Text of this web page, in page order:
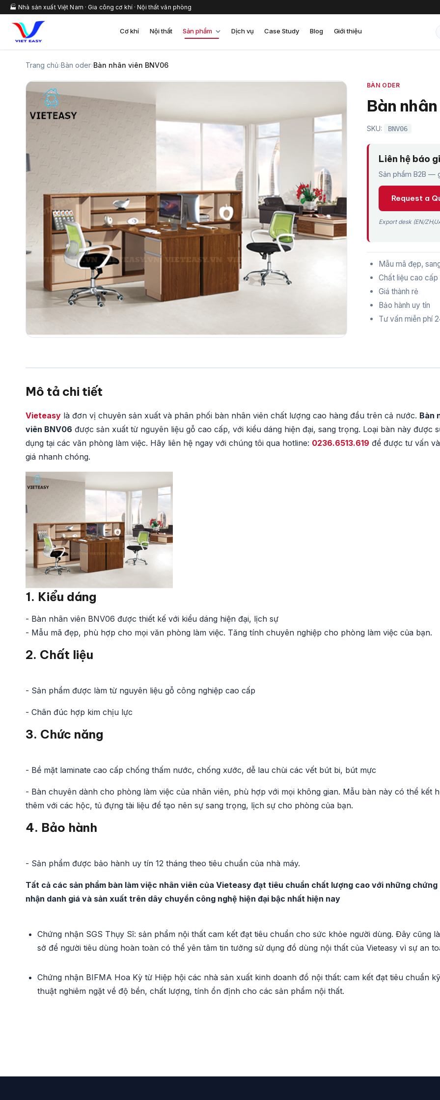
🏭 Nhà sản xuất Việt Nam · Gia công cơ khí · Nội thất văn phòng
Cơ khí Nội thất Sản phẩm Dịch vụ Case Study Blog Giới thiệu
Trang chủ›Bàn oder›Bàn nhân viên BNV06
BÀN ODER
Bàn
SKU: BNV06
Liên hệ báo
Sản phẩm B2B —
Request a
Export desk (EN/ZH/
Mẫu mã đẹp,
Chất liệu cao cấp
Giá thành rẻ
Bảo hành uy tín
Tư vấn miễn phí
Mô tả chi tiết
Vieteasy là đơn vị chuyên sản xuất và phân phối bàn nhân viên chất lượng cao hàng đầu trên cả nước. Bàn
viên BNV06 được sản xuất từ nguyên liệu gỗ cao cấp, với kiểu dáng hiện đại, sang trọng. Loại bàn này được
dụng tại các văn phòng làm việc. Hãy liên hệ ngay với chúng tôi qua hotline: 0236.6513.619 để được tư vấn
giá nhanh chóng.
1. Kiểu dáng
- Bàn nhân viên BNV06 được thiết kế với kiểu dáng hiện đại, lịch sự
- Mẫu mã đẹp, phù hợp cho mọi văn phòng làm việc. Tăng tính chuyên nghiệp cho phòng làm việc của bạn.
2. Chất liệu
- Sản phẩm được làm từ nguyên liệu gỗ công nghiệp cao cấp
- Chân đúc hợp kim chịu lực
3. Chức năng
- Bề mặt laminate cao cấp chống thấm nước, chống xước, dễ lau chùi các vết bút bi, bút mực
- Bàn chuyên dành cho phòng làm việc của nhân viên, phù hợp với mọi không gian. Mẫu bàn này có thể kết
thêm với các hộc, tủ đựng tài liệu để tạo nên sự sang trọng, lịch sự cho phòng của bạn.
4. Bảo hành
- Sản phẩm được bảo hành uy tín 12 tháng theo tiêu chuẩn của nhà máy.
Tất cả các sản phẩm bàn làm việc nhân viên của Vieteasy đạt tiêu chuẩn chất lượng cao với những chứng
nhận danh giá và sản xuất trên dây chuyền công nghệ hiện đại bậc nhất hiện nay
Chứng nhận SGS Thụy Sĩ: sản phẩm nội thất cam kết đạt tiêu chuẩn cho sức khỏe người dùng. Đây cũng
sở để người tiêu dùng hoàn toàn có thể yên tâm tin tưởng sử dụng đồ dùng nội thất của Vieteasy vì sự an
Chứng nhận BIFMA Hoa Kỳ từ Hiệp hội các nhà sản xuất kinh doanh đồ nội thất: cam kết đạt tiêu chuẩn kỹ
thuật nghiêm ngặt về độ bền, chất lượng, tính ổn định cho các sản phẩm nội thất.